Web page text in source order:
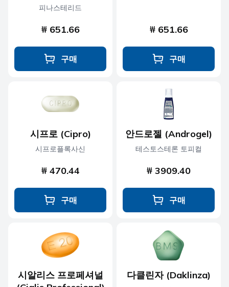
피나스테리드
₩ 651.66
구매
₩ 651.66
구매
시프로 (Cipro)
시프로플록사신
₩ 470.44
구매
안드로젤 (Androgel)
테스토스테론 토피컬
₩ 3909.40
구매
시알리스 프로페셔널
다클린자 (Daklinza)